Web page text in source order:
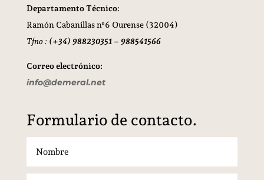
Departamento Técnico:
Ramón Cabanillas nº6 Ourense (32004)
Tfno : (+34) 988230351 – 988541566
Correo electrónico:
info@demeral.net
Formulario de contacto.